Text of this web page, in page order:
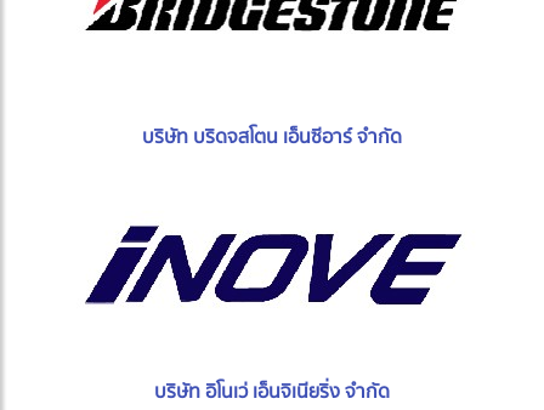
บริษัท บริดจสโตน เอ็นซีอาร์ จำกัด
บริษัท อิโนเว่ เอ็นจิเนียริ่ง จำกัด